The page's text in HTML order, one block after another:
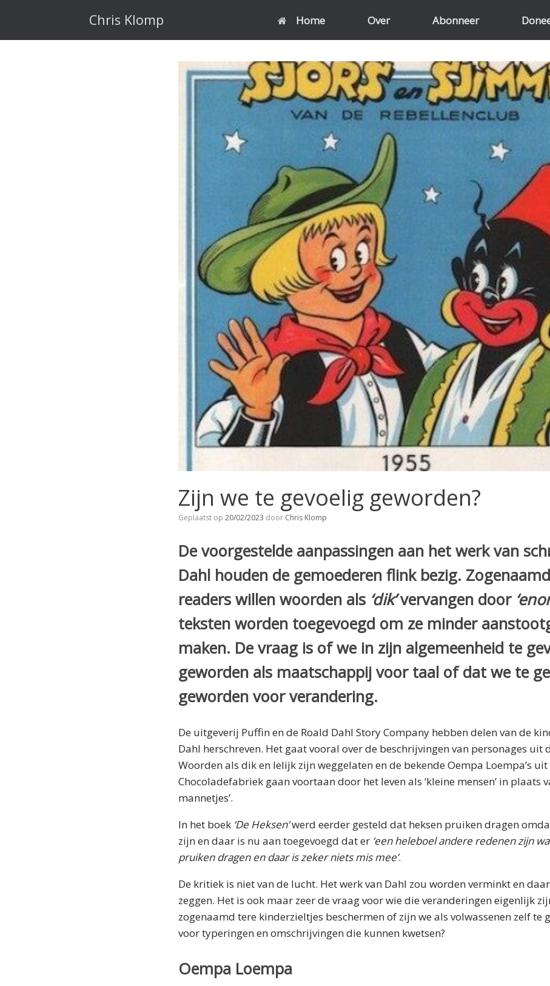
inhoud
Chris Klomp Home Over Abonneer
Zijn we te gevoelig geworden?
Geplaatst op 20/02/2023 door Chris Klomp
De voorgestelde aanpassingen aan het werk van
Dahl houden de gemoederen flink bezig.
readers willen woorden als ‘dik’vervangen door
teksten worden toegevoegd om ze minder
maken. De vraag is of we in zijn algemeenheid te
geworden als maatschappij voor taal of dat we te
geworden voor verandering.
De uitgeverij Puffin en de Roald Dahl Story Company hebben delen van de
Dahl herschreven. Het gaat vooral over de beschrijvingen van personages uit
Woorden als dik en lelijk zijn weggelaten en de bekende Oempa Loempa’s uit
Chocoladefabriek gaan voortaan door het leven als ‘kleine mensen’ in plaats
mannetjes’.
In het boek ‘De Heksen’werd eerder gesteld dat heksen pruiken dragen
zijn en daar is nu aan toegevoegd dat er ‘een heleboel andere redenen zijn
pruiken dragen en daar is zeker niets mis mee’.
De kritiek is niet van de lucht. Het werk van Dahl zou worden verminkt en
zeggen. Het is ook maar zeer de vraag voor wie die veranderingen eigenlijk
zogenaamd tere kinderzieltjes beschermen of zijn we als volwassenen zelf te
voor typeringen en omschrijvingen die kunnen kwetsen?
Oempa Loempa